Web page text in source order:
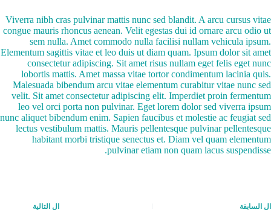
Viverra nibh cras pulvinar mattis nunc sed blandit. A arcu cursus vitae
congue mauris rhoncus aenean. Velit egestas dui id ornare arcu odio ut
sem nulla. Amet commodo nulla facilisi nullam vehicula ipsum.
Elementum sagittis vitae et leo duis ut diam quam. Ipsum dolor sit amet
consectetur adipiscing. Sit amet risus nullam eget felis eget nunc
lobortis mattis. Amet massa vitae tortor condimentum lacinia quis.
Malesuada bibendum arcu vitae elementum curabitur vitae nunc sed
velit. Sit amet consectetur adipiscing elit. Imperdiet proin fermentum
leo vel orci porta non pulvinar. Eget lorem dolor sed viverra ipsum
nunc aliquet bibendum enim. Sapien faucibus et molestie ac feugiat sed
lectus vestibulum mattis. Mauris pellentesque pulvinar pellentesque
habitant morbi tristique senectus et. Diam vel quam elementum
pulvinar etiam non quam lacus suspendisse.
ال السابقة ال التالية